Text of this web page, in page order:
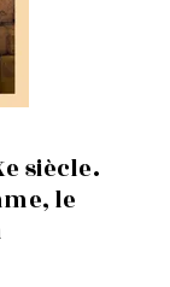
siècle.
le